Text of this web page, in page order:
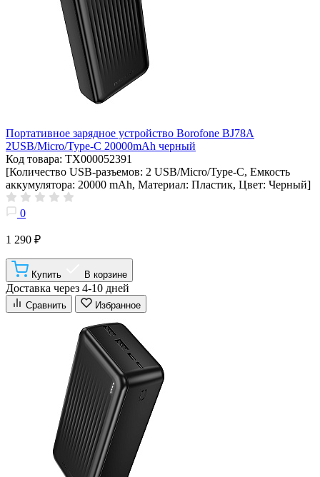
Портативное зарядное устройство Borofone BJ78A
2USB/Micro/Type-C 20000mAh черный
Код товара: ТХ000052391
[Количество USB-разъемов: 2 USB/Micro/Type-C, Емкость
аккумулятора: 20000 mAh, Материал: Пластик, Цвет: Черный]
0
1 290 ₽
Купить В корзине
Доставка через 4-10 дней
Сравнить Избранное